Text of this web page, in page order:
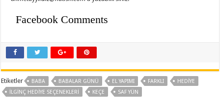
Facebook Comments
Etiketler BABA BABALAR GÜNÜ EL YAPIMI FARKLI
HEDIYE
ILGINÇ HEDIYE SEÇENEKLERI
KEÇE SAF YÜN